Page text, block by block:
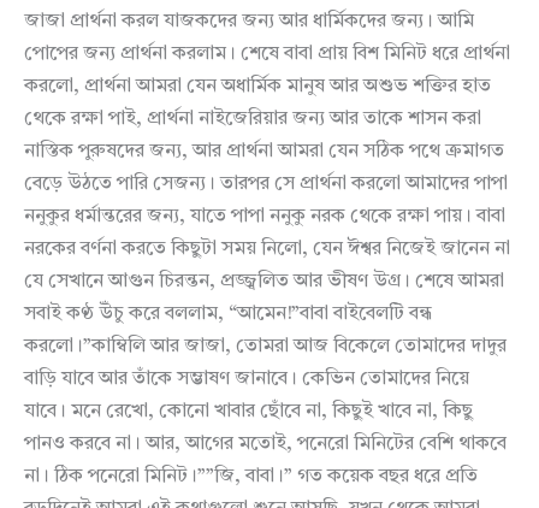
জাজা প্রার্থনা করল যাজকদের জন্য আর ধার্মিকদের জন্য। আমি
পোপের জন্য প্রার্থনা করলাম। শেষে বাবা প্রায় বিশ মিনিট ধরে প্রার্থনা
করলো, প্রার্থনা আমরা যেন অধার্মিক মানুষ আর অশুভ শক্তির হাত
থেকে রক্ষা পাই, প্রার্থনা নাইজেরিয়ার জন্য আর তাকে শাসন করা
নাস্তিক পুরুষদের জন্য, আর প্রার্থনা আমরা যেন সঠিক পথে ক্রমাগত
বেড়ে উঠতে পারি সেজন্য। তারপর সে প্রার্থনা করলো আমাদের পাপা
ননুকুর ধর্মান্তরের জন্য, যাতে পাপা ননুকু নরক থেকে রক্ষা পায়। বাবা
নরকের বর্ণনা করতে কিছুটা সময় নিলো, যেন ঈশ্বর নিজেই জানেন না
যে সেখানে আগুন চিরন্তন, প্রজ্জ্বলিত আর ভীষণ উগ্র। শেষে আমরা
সবাই কণ্ঠ উঁচু করে বললাম, “আমেন!”বাবা বাইবেলটি বন্ধ
করলো।”কাম্বিলি আর জাজা, তোমরা আজ বিকেলে তোমাদের দাদুর
বাড়ি যাবে আর তাঁকে সম্ভাষণ জানাবে। কেভিন তোমাদের নিয়ে
যাবে। মনে রেখো, কোনো খাবার ছোঁবে না, কিছুই খাবে না, কিছু
পানও করবে না। আর, আগের মতোই, পনেরো মিনিটের বেশি থাকবে
না। ঠিক পনেরো মিনিট।””জি, বাবা।” গত কয়েক বছর ধরে প্রতি